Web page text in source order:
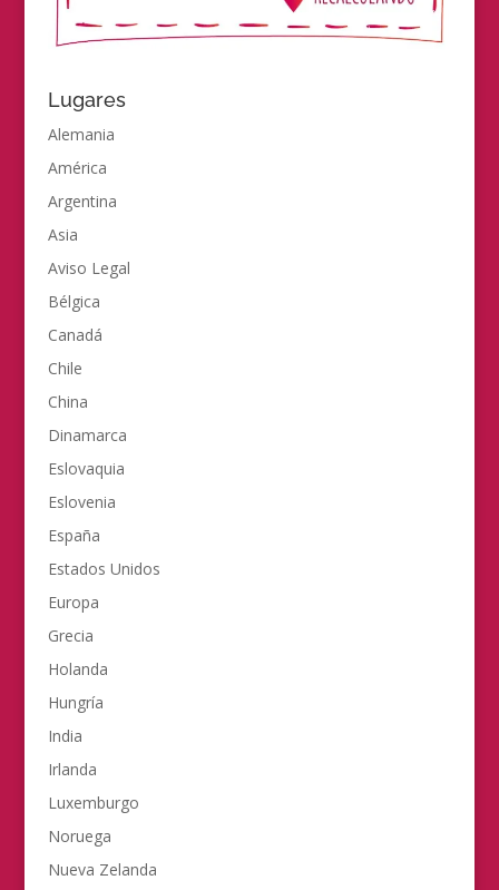
Lugares
Alemania
América
Argentina
Asia
Aviso Legal
Bélgica
Canadá
Chile
China
Dinamarca
Eslovaquia
Eslovenia
España
Estados Unidos
Europa
Grecia
Holanda
Hungría
India
Irlanda
Luxemburgo
Noruega
Nueva Zelanda